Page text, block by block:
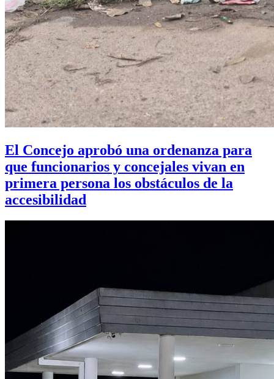
El Concejo aprobó una ordenanza para
que funcionarios y concejales vivan en
primera persona los obstáculos de la
accesibilidad